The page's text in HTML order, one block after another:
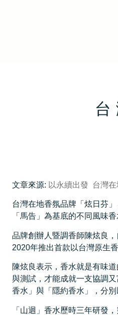
文章來源: 以永續出發 台灣
台灣在地香氛品牌「炫日芬
「馬告」為基底的不同風味
品牌創辦人暨調香師陳炫良
2020年推出首款以台灣原生
陳炫良表示，香水就是有味
與測試，才能成就一支協調
香水」與「隱約香水」，分
「山迴」香水歷時三年研發